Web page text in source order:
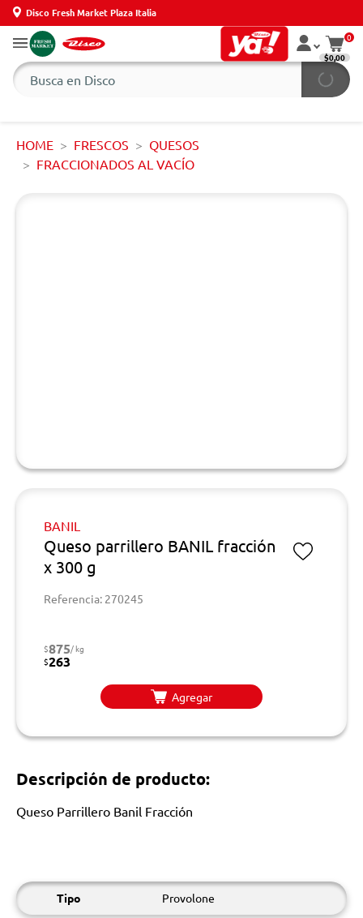
Disco Fresh Market Plaza Italia
0
$0,00
HOME FRESCOS
QUESOS
FRACCIONADOS AL VACÍO
BANIL
Queso parrillero BANIL fracción
x 300 g
Referencia: 270245
$875/ kg
$263
Agregar
Descripción de producto:
Queso Parrillero Banil Fracción
Tipo Provolone